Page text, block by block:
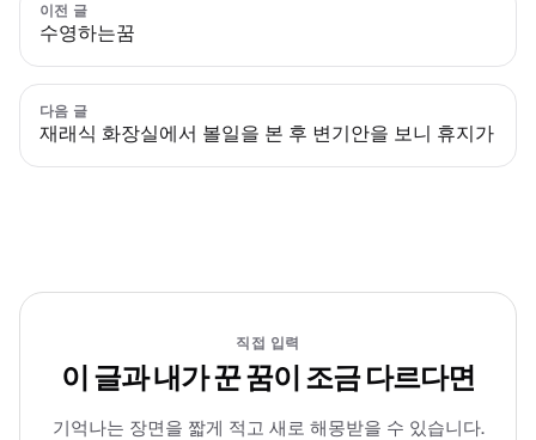
이전 글
수영하는꿈
다음 글
재래식 화장실에서 볼일을 본 후 변기안을 보니 휴지가
직접 입력
이 글과 내가 꾼 꿈이 조금 다르다면
기억나는 장면을 짧게 적고 새로 해몽받을 수 있습니다.